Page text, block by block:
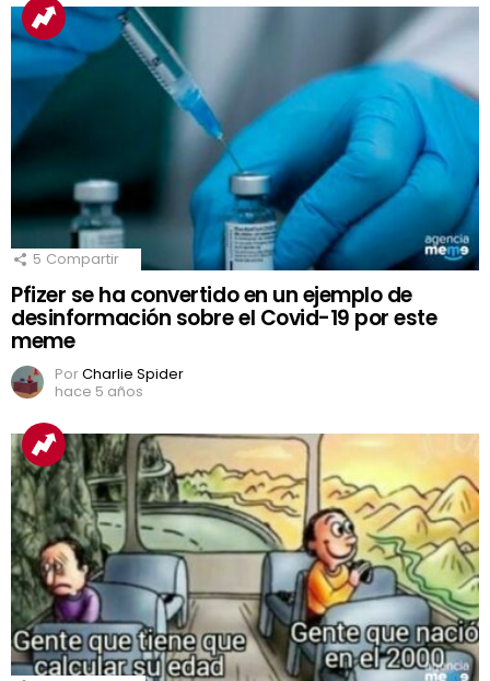
5 Compartir
Pfizer se ha convertido en un ejemplo de
desinformación sobre el Covid-19 por este
meme
PorCharlie Spider
hace 5 años